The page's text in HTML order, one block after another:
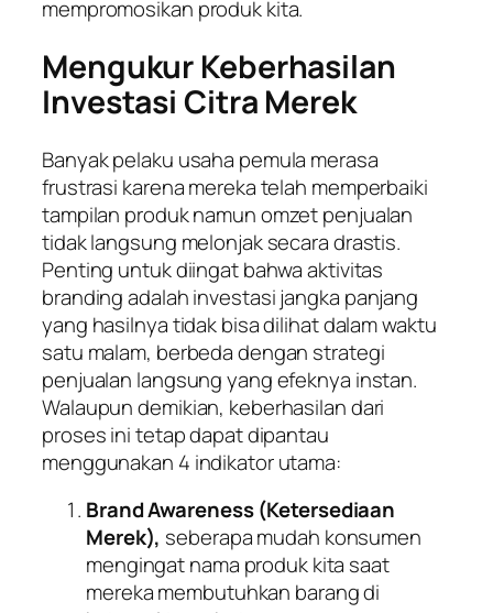
mempromosikan produk kita.
Mengukur Keberhasilan
Investasi Citra Merek
Banyak pelaku usaha pemula merasa
frustrasi karena mereka telah memperbaiki
tampilan produk namun omzet penjualan
tidak langsung melonjak secara drastis.
Penting untuk diingat bahwa aktivitas
brandingadalah investasi jangka panjang
yang hasilnya tidak bisa dilihat dalam waktu
satu malam, berbeda dengan strategi
penjualan langsung yang efeknya instan.
Walaupun demikian, keberhasilan dari
proses ini tetap dapat dipantau
menggunakan 4 indikator utama:
Brand Awareness(Ketersediaan
Merek), seberapa mudah konsumen
mengingat nama produk kita saat
mereka membutuhkan barang di